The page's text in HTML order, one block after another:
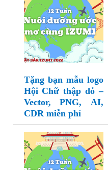
Tặng bạn mẫu logo
Hội Chữ thập đỏ –
Vector, PNG, AI,
CDR miễn phí